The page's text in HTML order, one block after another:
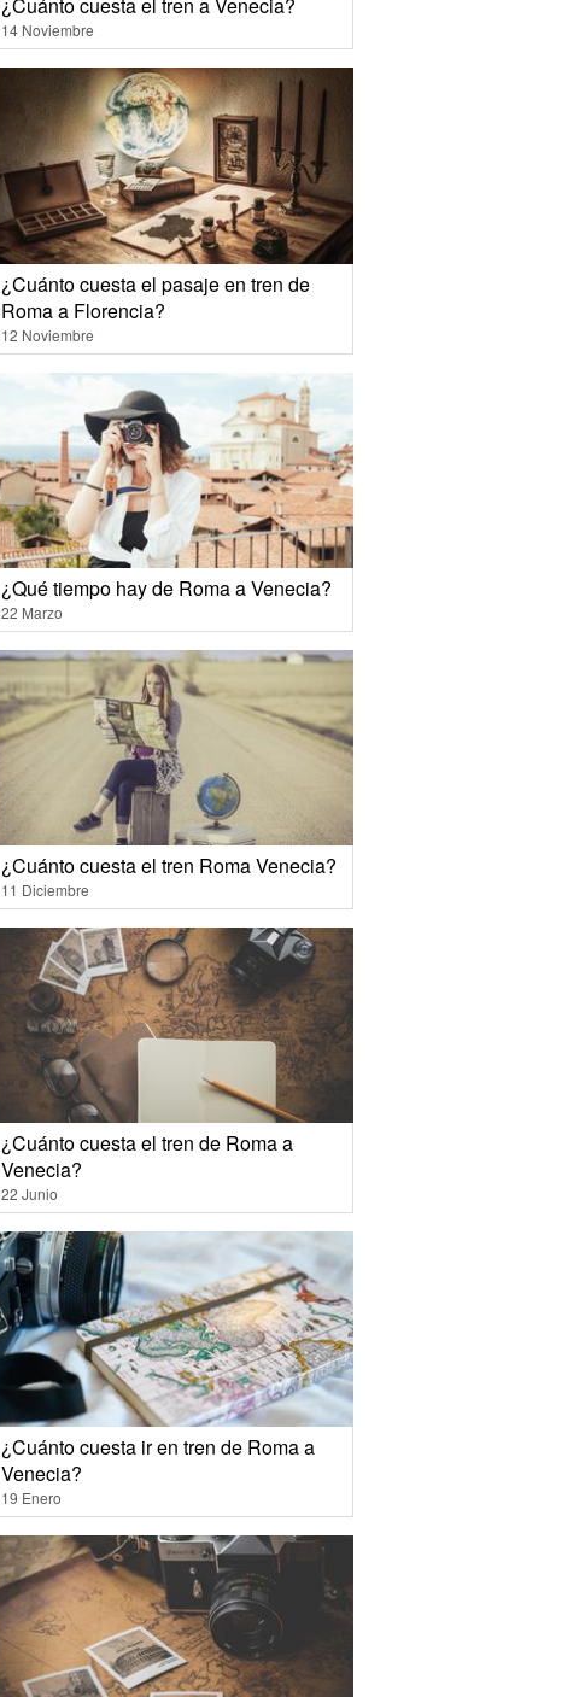
¿Cuánto cuesta el tren a Venecia?
14 Noviembre
¿Cuánto cuesta el pasaje en tren de
Roma a Florencia?
12 Noviembre
¿Qué tiempo hay de Roma a Venecia?
22 Marzo
¿Cuánto cuesta el tren Roma Venecia?
11 Diciembre
¿Cuánto cuesta el tren de Roma a
Venecia?
22 Junio
¿Cuánto cuesta ir en tren de Roma a
Venecia?
19 Enero